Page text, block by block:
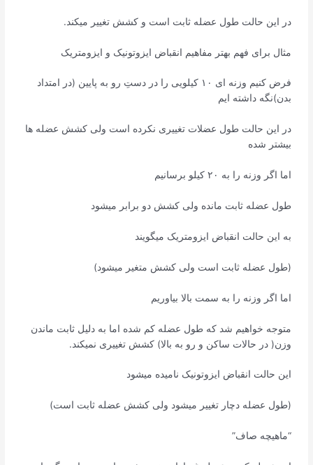
در این حالت طول عضله ثابت است و کشش تغییر میکند.
مثال برای فهم بهتر مفاهیم انقباض ایزوتونیک و ایزومتریک
فرض کنیم وزنه ای ۱۰ کیلویی را در دستِ رو به پایین (در امتداد
بدن)نگه داشته ایم
در این حالت طول عضلات تغییری نکرده است ولی کشش عضله ها
بیشتر شده
اما اگر وزنه را به ۲۰ کیلو برسانیم
طول عضله ثابت مانده ولی کشش دو برابر میشود
به این حالت انقباض ایزومتریک میگویند
(طول عضله ثابت است ولی کشش متغیر میشود)
اما اگر وزنه را به سمت بالا بیاوریم
متوجه خواهیم شد که طول عضله کم شده اما به دلیل ثابت ماندن
وزن( در حالات ساکن و رو به بالا) کشش تغییری نمیکند.
این حالت انقباض ایزوتونیک نامیده میشود
(طول عضله دچار تغییر میشود ولی کشش عضله ثابت است)
“ماهیچه صاف”